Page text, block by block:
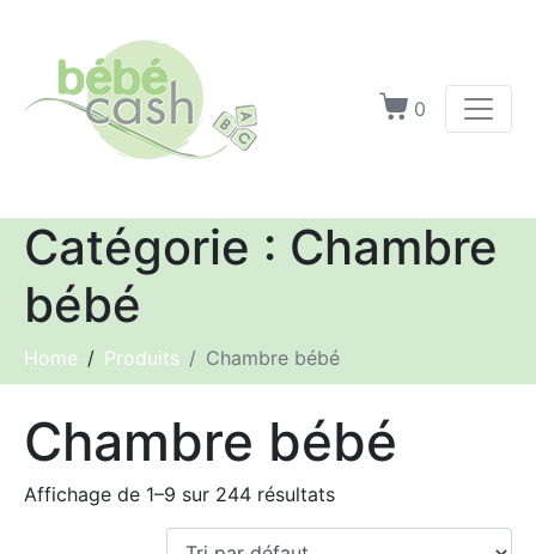
0
Catégorie : Chambre
bébé
Home Produits Chambre bébé
Chambre bébé
Affichage de 1–9 sur 244 résultats